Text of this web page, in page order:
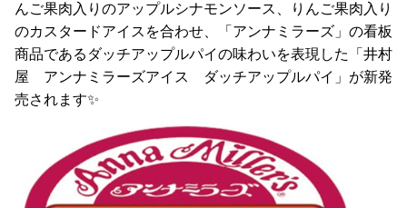
んご果肉入りのアップルシナモンソース、りんご果肉入り
のカスタードアイスを合わせ、「アンナミラーズ」の看板
商品であるダッチアップルパイの味わいを表現した「井村
屋 アンナミラーズアイス ダッチアップルパイ」が新発
売されます✨